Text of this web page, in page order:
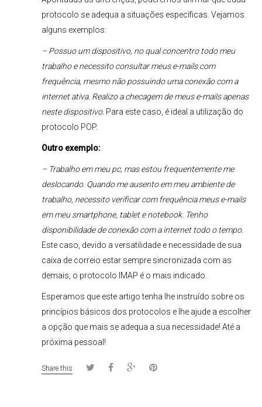
protocolo se adequa a situações específicas. Vejamos
alguns exemplos:
– Possuo um dispositivo, no qual concentro todo meu
trabalho e necessito consultar meus e-mails com
frequência, mesmo não possuindo uma conexão com a
internet ativa. Realizo a checagem de meus e-mails apenas
neste dispositivo. Para este caso, é ideal a utilização do
protocolo POP.
Outro exemplo:
– Trabalho em meu pc, mas estou frequentemente me
deslocando. Quando me ausento em meu ambiente de
trabalho, necessito verificar com frequência meus e-mails
em meu smartphone, tablet e notebook. Tenho
disponibilidade de conexão com a internet todo o tempo.
Este caso, devido a versatilidade e necessidade de sua
caixa de correio estar sempre sincronizada com as
demais, o protocolo IMAP é o mais indicado.
Esperamos que este artigo tenha lhe instruído sobre os
princípios básicos dos protocolos e lhe ajude a escolher
a opção que mais se adequa a sua necessidade! Até a
próxima pessoal!
Share this